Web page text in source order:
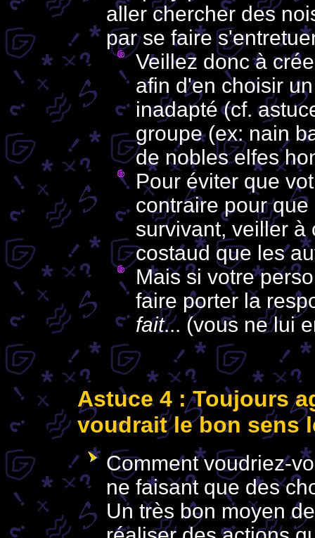
aller chercher des
par se faire
Veillez donc à
afin d'en choisir
inadapté (cf.
groupe (ex: nain
de nobles elfes
Pour éviter que
contraire pour
survivant, veiller à
costaud que les
Mais si votre
faire porter la
fait... (vous ne lui
Astuce 4 : Toujours
voudrait le bon sens
Comment voudriez-
ne faisant que des
Un très bon moyen